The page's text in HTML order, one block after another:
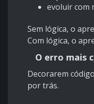
evoluir com
Sem lógica, o
Com lógica, o
O erro mais
Decorarem
por trás.